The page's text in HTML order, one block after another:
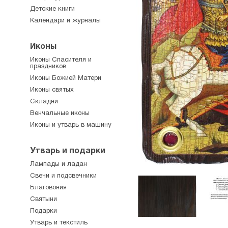
Детские книги
Календари и журналы
Иконы
Иконы Спасителя и
праздников
Иконы Божией Матери
Иконы святых
Складни
Венчальные иконы
Иконы и утварь в машину
Утварь и подарки
Лампады и ладан
Свечи и подсвечники
Благовония
Святыни
Подарки
Утварь и текстиль